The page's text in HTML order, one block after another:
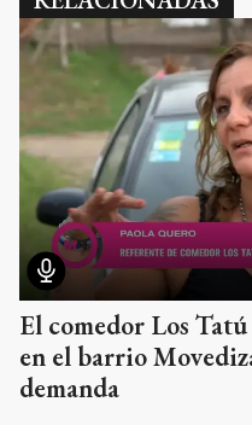
El comedor Los
en el barrio
demanda